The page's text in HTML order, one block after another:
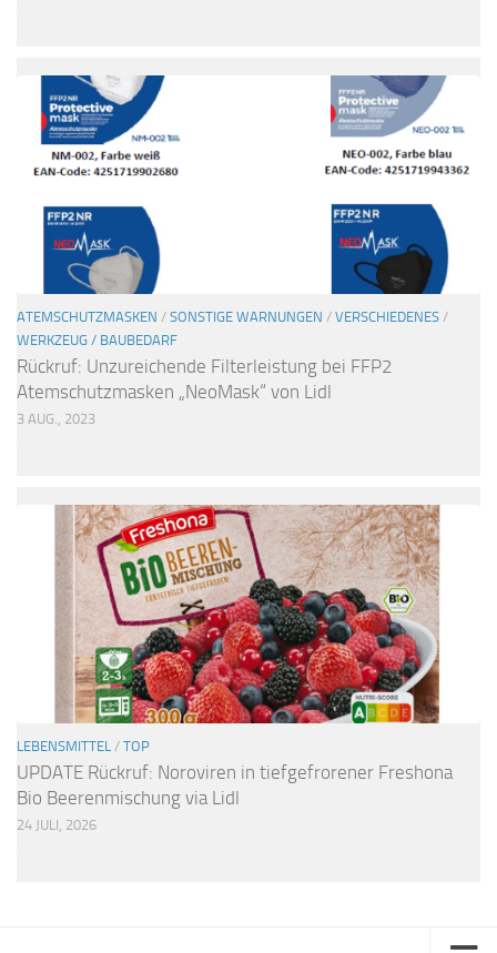
ATEMSCHUTZMASKEN / SONSTIGE WARNUNGEN / VERSCHIEDENES /
WERKZEUG / BAUBEDARF
Rückruf: Unzureichende Filterleistung bei FFP2
Atemschutzmasken „NeoMask“ von Lidl
3 AUG., 2023
LEBENSMITTEL / TOP
UPDATE Rückruf: Noroviren in tiefgefrorener Freshona
Bio Beerenmischung via Lidl
24 JULI, 2026